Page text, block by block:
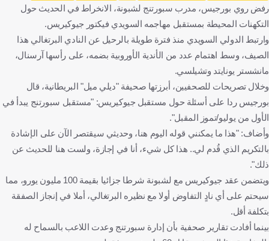
رفض روي بورجيس، مدرب سبورتنج لشبونة، الانخراط في الحديث حول
التكهنات المحيطة بمستقبل مهاجمه السويدي فيكتور جيوكيريس.
وارتبط الدولي السويدي منذ فترة طويلة بالرحيل عن النادي البرتغالي هذا
الصيف، وسط اهتمام عدد من الأندية الأوروبية بضمه، على رأسها آرسنال،
مانشستر يونايتد وتشيلسي.
وخلال تصريحات للصحفيين، أبرزتها صحيفة "ديلي ميل" البريطانية، قال
بورجيس ردا على أسئلة حول مستقبل جيوكيريس: "مستقبل سبورتنج يبدأ في
الأول من يوليو/تموز المقبل".
وأضاف: "هذا ما يمكنني قوله اليوم هنا، وحديثي سيقتصر الآن على الإشادة
بالتكريم الذي قُدم لي.. هذا كل شيء، أنا في إجازة، ولست هنا للحديث عن
ذلك".
ويتضمن عقد جيوكيريس مع لشبونة شرطا جزائيا بقيمة 100 مليون يورو، مما
سيحتم على أي نادٍ التفاوض أولا مع نظيره البرتغالي، أملا في إنجاز الصفقة
بتكلفة أقل.
بينما أفادت تقارير صحفية بأن إدارة سبورتنج وعدت اللاعب بالسماح له